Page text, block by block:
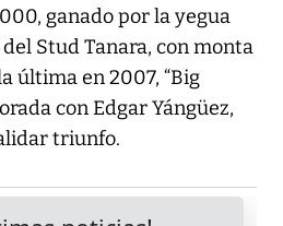
ganado por la yegua
del Stud Tanara, con monta
última en 2007, “Big
con Edgar Yángüez,
triunfo.